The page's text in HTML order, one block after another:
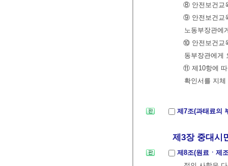
⑧ 안전보건교
⑨ 안전보건교
노동부장관에
⑩ 안전보건교
동부장관에게
⑪ 제10항에 따
확인서를 지
제7조(과태료의
제3장 중대시
제8조(원료ㆍ제